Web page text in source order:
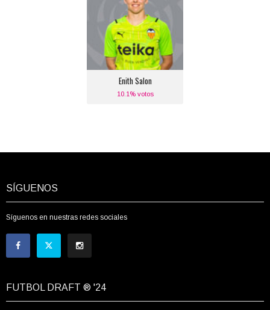
Enith Salon
10.1% votos
Posición:
Portero
Equipo actual:
Valencia C.F.
SÍGUENOS
Síguenos en nuestras redes sociales
FUTBOL DRAFT ® '24